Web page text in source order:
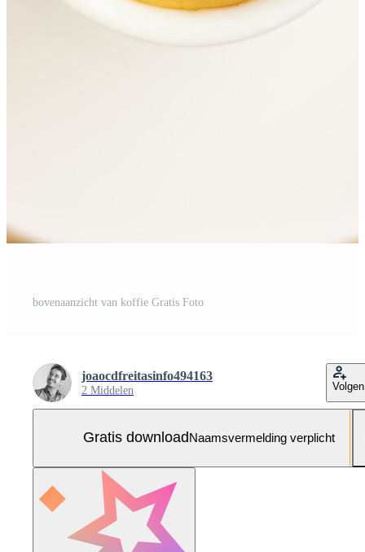
bovenaanzicht van koffie Gratis Foto
joaocdfreitasinfo494163
2 Middelen Volgen
Gratis downloadNaamsvermelding verplicht